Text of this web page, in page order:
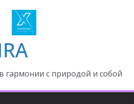
гармонии с природой и собой